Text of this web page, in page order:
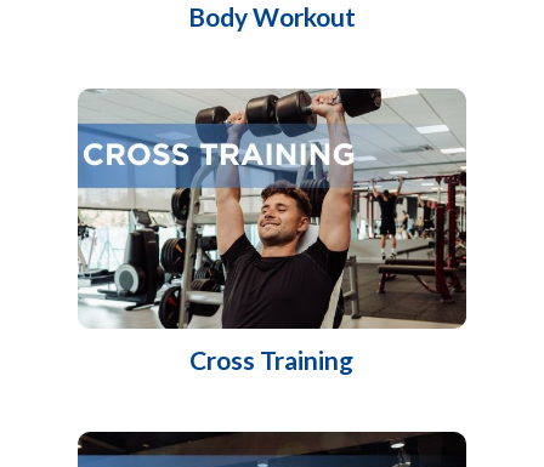
Body Workout
Cross Training